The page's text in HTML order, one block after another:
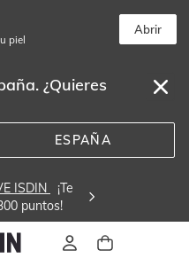
piel
Abrir
¿Quieres
ESPAÑA
ISDIN
¡Te
puntos!